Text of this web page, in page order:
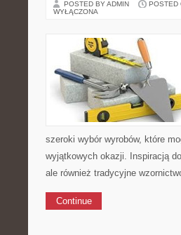
POSTED BY ADMIN POSTED
WYŁĄCZONA
szeroki wybór wyrobów, które
wyjątkowych okazji. Inspiracją
ale również tradycyjne
Continue